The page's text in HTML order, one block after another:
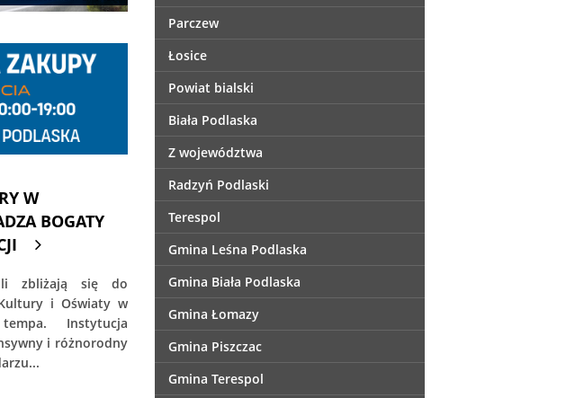
W
BOGATY
zbliżają się do
i Oświaty w
Instytucja
i różnorodny
Parczew
Łosice
Powiat bialski
Biała Podlaska
Z województwa
Radzyń Podlaski
Terespol
Gmina Leśna Podlaska
Gmina Biała Podlaska
Gmina Łomazy
Gmina Piszczac
Gmina Terespol